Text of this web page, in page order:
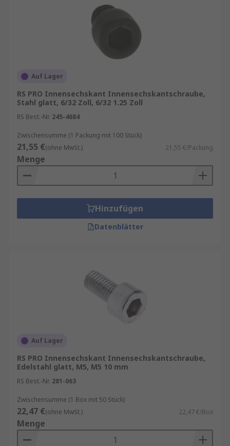
Auf Lager
RS PRO Innensechskant Innensechskantschraube,
Stahl glatt, 6/32 Zoll, 6/32 1.25 Zoll
RS Best.-Nr. 245-4684
Zwischensumme (1 Packung mit 100 Stück)
21,55 €(ohne MwSt.) 21,55 €/Packung
Menge
Hinzufügen
Datenblätter
Auf Lager
RS PRO Innensechskant Innensechskantschraube,
Edelstahl glatt, M5, M5 10 mm
RS Best.-Nr. 281-063
Zwischensumme (1 Box mit 50 Stück)
22,47 €(ohne MwSt.) 22,47 €/Box
Menge